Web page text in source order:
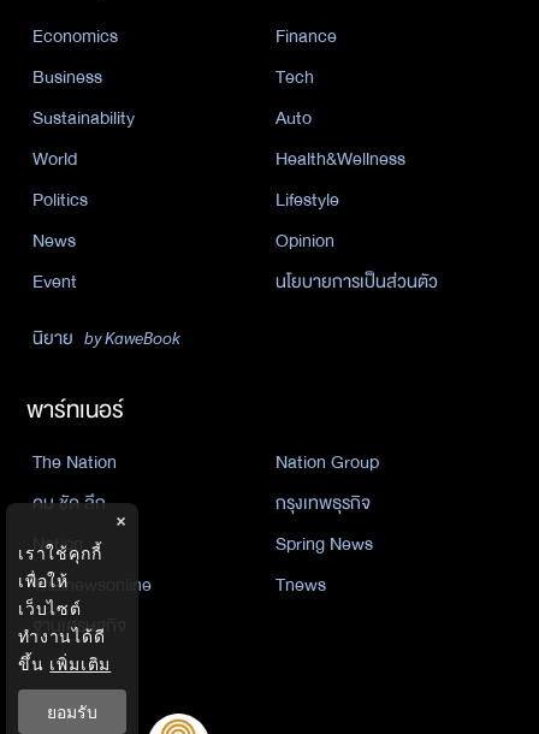
Economics
Finance
Business
Tech
Sustainability
Auto
World
Health&Wellness
Politics
Lifestyle
News
Opinion
Event
นโยบายการเป็นส่วนตัว
นิยาย by KaweBook
พาร์ทเนอร์
The Nation
Nation Group
คม ชัด ลึก
กรุงเทพธุรกิจ
Nation
Spring News
Thainewsonline
Tnews
ฐานเศรษฐกิจ
×
เราใช้คุกกี้
เพื่อให้
เว็บไซต์
ทำงานได้ดี
ขึ้น เพิ่มเติม
ยอมรับ